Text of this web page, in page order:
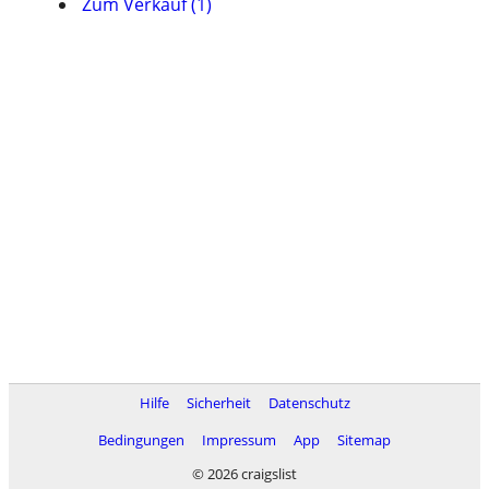
Hilfe Sicherheit
Datenschutz
Bedingungen
Impressum App
Sitemap
© 2026 craigslist